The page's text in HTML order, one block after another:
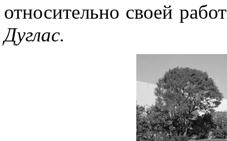
относительно своей
Дуглас.